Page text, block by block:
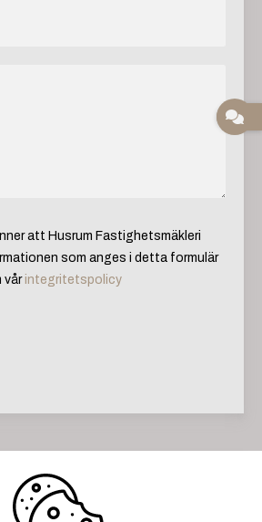
att Husrum Fastighetsmäkleri
som anges i detta formulär
vårintegritetspolicy